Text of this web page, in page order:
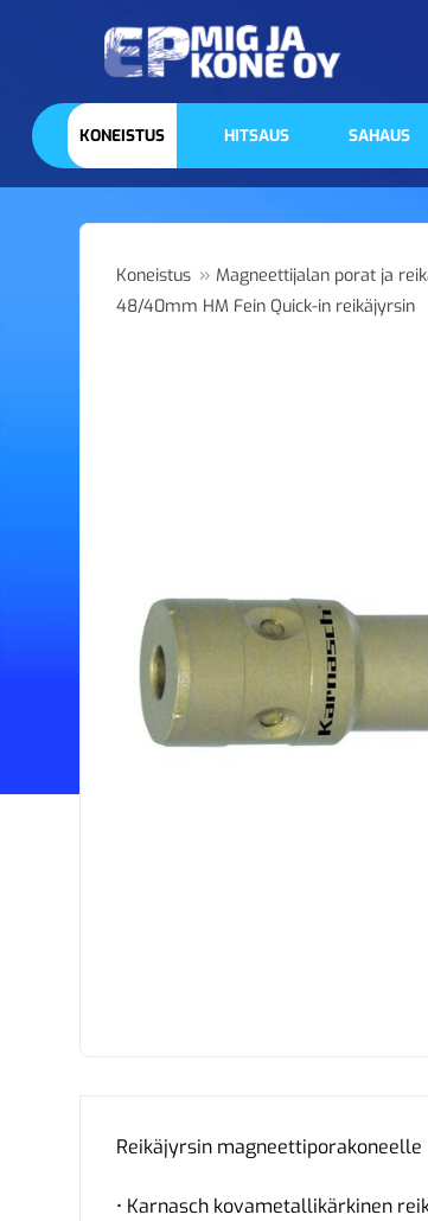
KONEISTUS HITSAUS SAHAUS
Koneistus »Magneettijalan porat ja
48/40mm HM Fein Quick-in reikäjyrsin
Reikäjyrsin magneettiporakoneelle
• Karnasch kovametallikärkinen